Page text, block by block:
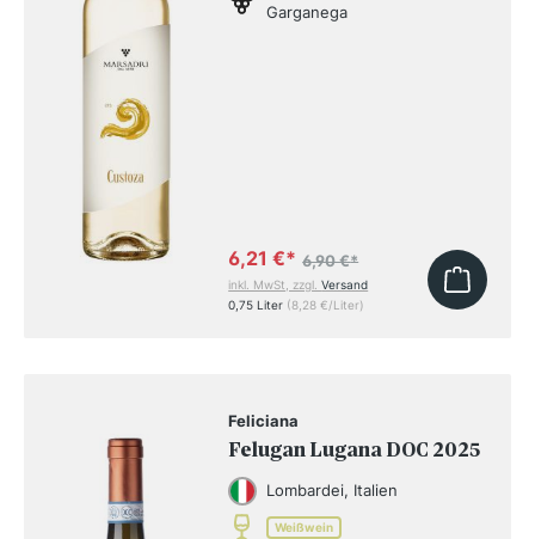
Garganega
6,21 €* 6,90 €*
inkl. MwSt, zzgl.Versand
0,75 Liter (8,28 €/Liter)
Feliciana
Felugan Lugana DOC 2025
Lombardei, Italien
Weißwein